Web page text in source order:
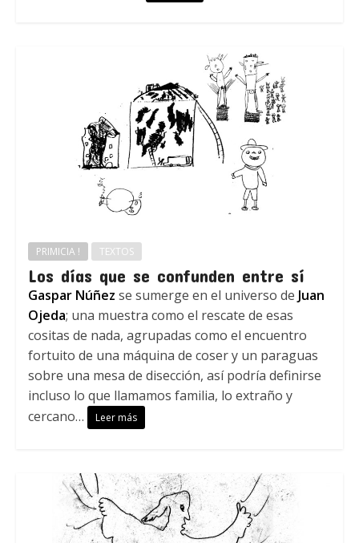
PRIMICIA ! TEXTOS
Los días que se confunden entre sí
Gaspar Núñez se sumerge en el universo de Juan
Ojeda; una muestra como el rescate de esas
cositas de nada, agrupadas como el encuentro
fortuito de una máquina de coser y un paraguas
sobre una mesa de disección, así podría definirse
incluso lo que llamamos familia, lo extraño y
cercano…
Leer más